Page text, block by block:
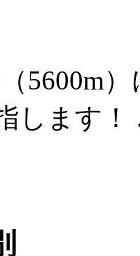
5600m
します！